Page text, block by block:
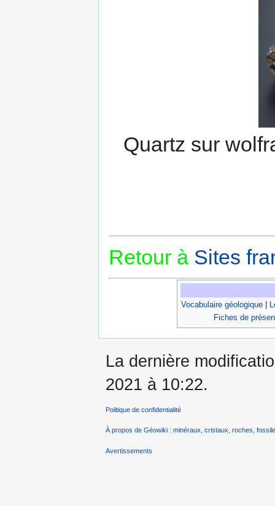
Quartz sur
Retour à Sites
Vocabulaire géologique|
Fiches de
La dernière
2021 à 10:22.
Politique de confidentialité
À propos de Géowiki : minéraux, cristaux, roches,
Avertissements